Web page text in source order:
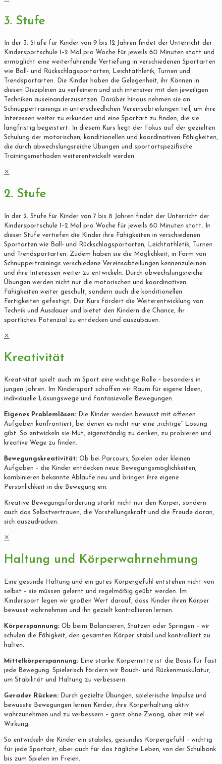
3. Stufe
In der 3. Stufe für Kinder von 9 bis 12 Jahren findet der Unterricht der
Kindersportschule 1–2 Mal pro Woche für jeweils 60 Minuten statt und
ermöglicht eine weiterführende Vertiefung in verschiedenen Sportarten
wie Ball- und Rückschlagsportarten, Leichtathletik, Turnen und
Trendsportarten. Die Kinder haben die Gelegenheit, ihr Können in
diesen Disziplinen zu verfeinern und sich intensiver mit den jeweiligen
Techniken auseinanderzusetzen. Darüber hinaus nehmen sie an
Schnuppertrainings in unterschiedlichen Vereinsabteilungen teil, um ihre
Interessen weiter zu erkunden und eine Sportart zu finden, die sie
langfristig begeistert. In diesem Kurs liegt der Fokus auf der gezielten
Schulung der motorischen, konditionellen und koordinativen Fähigkeiten,
die durch abwechslungsreiche Übungen und sportartspezifische
Trainingsmethoden weiterentwickelt werden.
✕
2. Stufe
In der 2. Stufe für Kinder von 7 bis 8 Jahren findet der Unterricht der
Kindersportschule 1–2 Mal pro Woche für jeweils 60 Minuten statt. In
dieser Stufe vertiefen die Kinder ihre Fähigkeiten in verschiedenen
Sportarten wie Ball- und Rückschlagsportarten, Leichtathletik, Turnen
und Trendsportarten. Zudem haben sie die Möglichkeit, in Form von
Schnuppertrainings verschiedene Vereinsabteilungen kennenzulernen
und ihre Interessen weiter zu entwickeln. Durch abwechslungsreiche
Übungen werden nicht nur die motorischen und koordinativen
Fähigkeiten weiter geschult, sondern auch die konditionellen
Fertigkeiten gefestigt. Der Kurs fördert die Weiterentwicklung von
Technik und Ausdauer und bietet den Kindern die Chance, ihr
sportliches Potenzial zu entdecken und auszubauen.
✕
Kreativität
Kreativität spielt auch im Sport eine wichtige Rolle – besonders in
jungen Jahren. Im Kindersport schaffen wir Raum für eigene Ideen,
individuelle Lösungswege und fantasievolle Bewegungen.
Eigenes Problemlösen: Die Kinder werden bewusst mit offenen
Aufgaben konfrontiert, bei denen es nicht nur eine „richtige“ Lösung
gibt. So entwickeln sie Mut, eigenständig zu denken, zu probieren und
kreative Wege zu finden.
Bewegungskreativität: Ob bei Parcours, Spielen oder kleinen
Aufgaben – die Kinder entdecken neue Bewegungsmöglichkeiten,
kombinieren bekannte Abläufe neu und bringen ihre eigene
Persönlichkeit in die Bewegung ein.
Kreative Bewegungsförderung stärkt nicht nur den Körper, sondern
auch das Selbstvertrauen, die Vorstellungskraft und die Freude daran,
sich auszudrücken.
✕
Haltung und Körperwahrnehmung
Eine gesunde Haltung und ein gutes Körpergefühl entstehen nicht von
selbst – sie müssen gelernt und regelmäßig geübt werden. Im
Kindersport legen wir großen Wert darauf, dass Kinder ihren Körper
bewusst wahrnehmen und ihn gezielt kontrollieren lernen.
Körperspannung: Ob beim Balancieren, Stützen oder Springen – wir
schulen die Fähigkeit, den gesamten Körper stabil und kontrolliert zu
halten.
Mittelkörperspannung: Eine starke Körpermitte ist die Basis für fast
jede Bewegung. Spielerisch fördern wir Bauch- und Rückenmuskulatur,
um Stabilität und Haltung zu verbessern.
Gerader Rücken: Durch gezielte Übungen, spielerische Impulse und
bewusste Bewegungen lernen Kinder, ihre Körperhaltung aktiv
wahrzunehmen und zu verbessern – ganz ohne Zwang, aber mit viel
Wirkung.
So entwickeln die Kinder ein stabiles, gesundes Körpergefühl – wichtig
für jede Sportart, aber auch für das tägliche Leben, von der Schulbank
bis zum Spielen im Freien.